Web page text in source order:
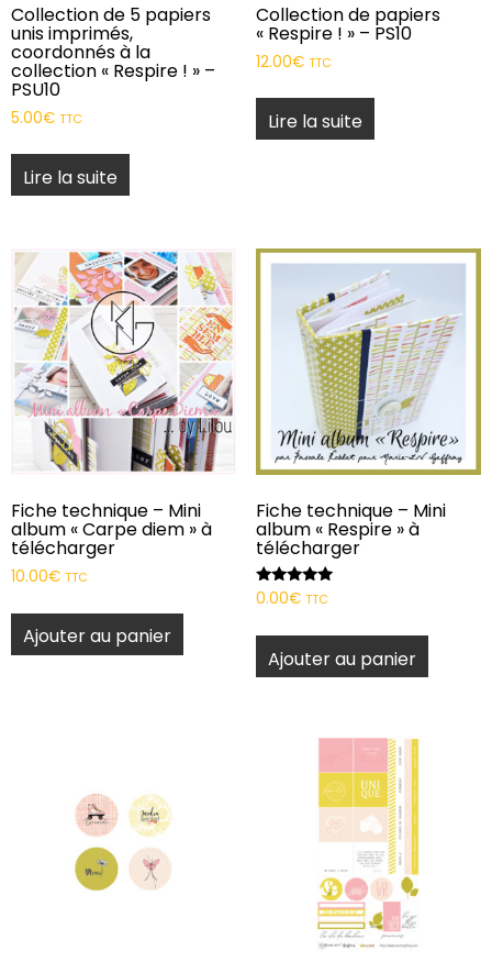
Collection de 5 papiers
unis imprimés,
coordonnés à la
collection « Respire ! » –
PSU10
5.00€ TTC
Lire la suite
Collection de papiers
« Respire ! » – PS10
12.00€ TTC
Lire la suite
Fiche technique – Mini
album « Carpe diem » à
télécharger
10.00€ TTC
Ajouter au panier
Fiche technique – Mini
album « Respire » à
télécharger
Note
0.00€ TTC
Ajouter au panier